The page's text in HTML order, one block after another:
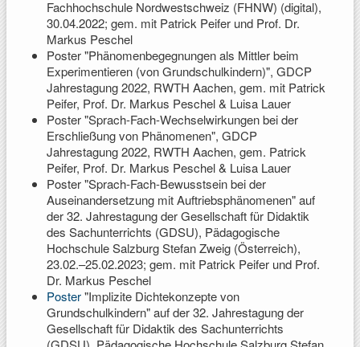
Fachhochschule Nordwestschweiz (FHNW) (digital),
30.04.2022; gem. mit Patrick Peifer und Prof. Dr.
Markus Peschel
Poster "Phänomenbegegnungen als Mittler beim
Experimentieren (von Grundschulkindern)", GDCP
Jahrestagung 2022, RWTH Aachen, gem. mit Patrick
Peifer, Prof. Dr. Markus Peschel & Luisa Lauer
Poster "Sprach-Fach-Wechselwirkungen bei der
Erschließung von Phänomenen", GDCP
Jahrestagung 2022, RWTH Aachen, gem. Patrick
Peifer, Prof. Dr. Markus Peschel & Luisa Lauer
Poster "Sprach-Fach-Bewusstsein bei der
Auseinandersetzung mit Auftriebsphänomenen" auf
der 32. Jahrestagung der Gesellschaft für Didaktik
des Sachunterrichts (GDSU), Pädagogische
Hochschule Salzburg Stefan Zweig (Österreich),
23.02.–25.02.2023; gem. mit Patrick Peifer und Prof.
Dr. Markus Peschel
Poster"Implizite Dichtekonzepte von
Grundschulkindern" auf der 32. Jahrestagung der
Gesellschaft für Didaktik des Sachunterrichts